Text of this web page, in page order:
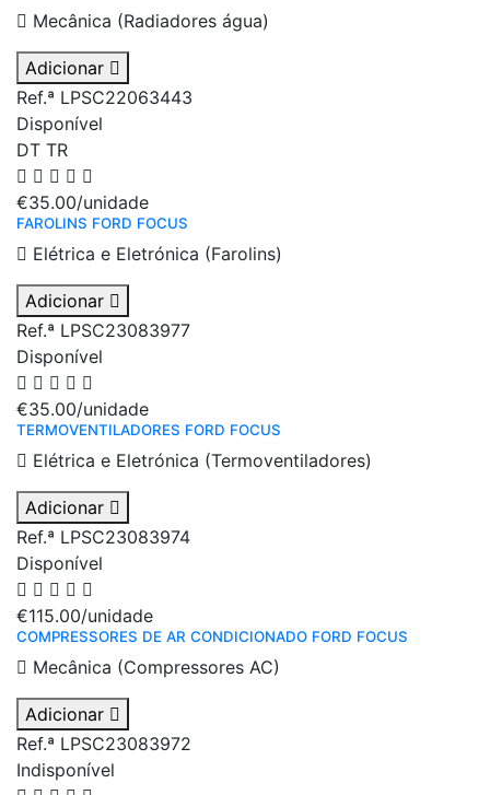
Mecânica (Radiadores água)
Adicionar
Ref.ª LPSC22063443
Disponível
DT TR
€35.00/unidade
FAROLINS FORD FOCUS
Elétrica e Eletrónica (Farolins)
Adicionar
Ref.ª LPSC23083977
Disponível
€35.00/unidade
TERMOVENTILADORES FORD FOCUS
Elétrica e Eletrónica (Termoventiladores)
Adicionar
Ref.ª LPSC23083974
Disponível
€115.00/unidade
COMPRESSORES DE AR CONDICIONADO FORD FOCUS
Mecânica (Compressores AC)
Adicionar
Ref.ª LPSC23083972
Indisponível